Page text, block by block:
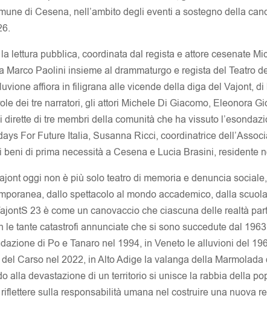
di Cesena, nell’ambito degli eventi a sostegno della
lettura pubblica, coordinata dal regista e attore cesenate
Marco Paolini insieme al drammaturgo e regista del Teatro
affiora in filigrana alle vicende della diga del Vajont,
dei tre narratori, gli attori Michele Di Giacomo, Eleonora
dirette di tre membri della comunità che ha vissuto
For Future Italia, Susanna Ricci, coordinatrice
beni di prima necessità a Cesena e Lucia Brasini, residente
oggi non è più solo teatro di memoria e denuncia
dallo spettacolo al mondo accademico, dalla
23 è come un canovaccio che ciascuna delle realtà
le tante catastrofi annunciate che si sono succedute dal
di Po e Tanaro nel 1994, in Veneto le alluvioni del
Carso nel 2022, in Alto Adige la valanga della
alla devastazione di un territorio si unisce la rabbia della
sulla responsabilità umana nel costruire una nuova